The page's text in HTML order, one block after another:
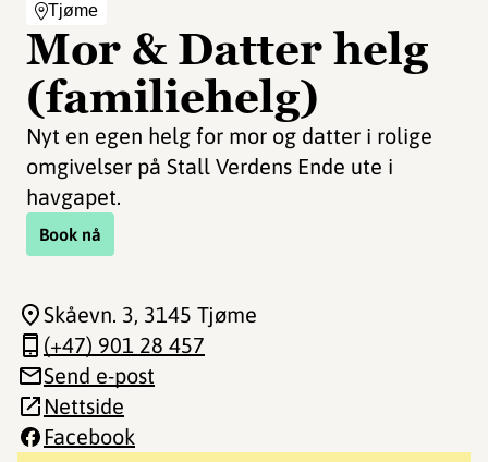
Tjøme
Mor & Datter helg
(familiehelg)
Nyt en egen helg for mor og datter i rolige
omgivelser på Stall Verdens Ende ute i
havgapet.
Book nå
Skåevn. 3, 3145 Tjøme
(+47) 901 28 457
Send e-post
Nettside
Facebook